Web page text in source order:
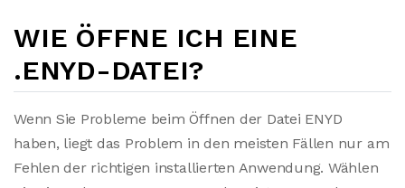
WIE ÖFFNE ICH EINE
.ENYD-DATEI?
Wenn Sie Probleme beim Öffnen der Datei ENYD
haben, liegt das Problem in den meisten Fällen nur am
Fehlen der richtigen installierten Anwendung. Wählen